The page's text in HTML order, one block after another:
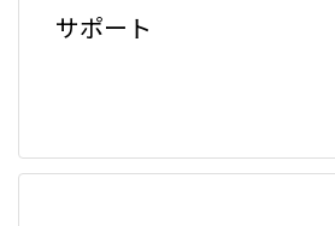
サポート